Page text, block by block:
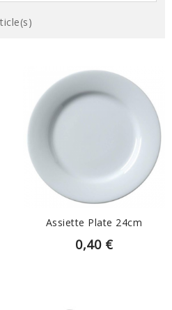
Assiette Plate 24cm
0,40 €